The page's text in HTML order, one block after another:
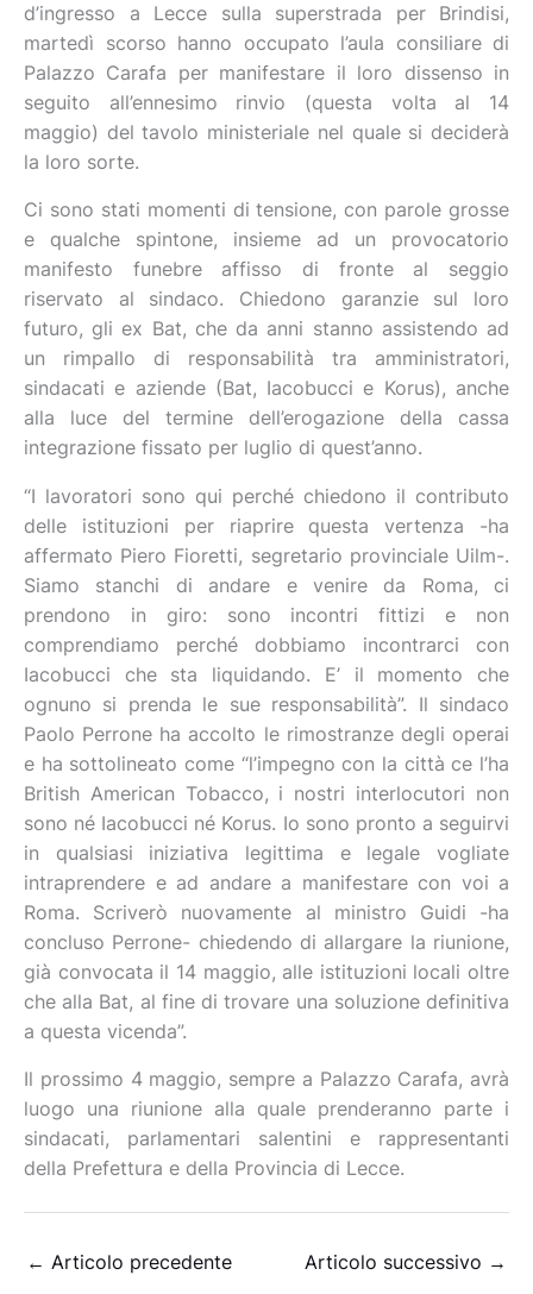
d’ingresso a Lecce sulla superstrada per Brindisi,
martedì scorso hanno occupato l’aula consiliare di
Palazzo Carafa per manifestare il loro dissenso in
seguito all’ennesimo rinvio (questa volta al 14
maggio) del tavolo ministeriale nel quale si deciderà
la loro sorte.
Ci sono stati momenti di tensione, con parole grosse
e qualche spintone, insieme ad un provocatorio
manifesto funebre affisso di fronte al seggio
riservato al sindaco. Chiedono garanzie sul loro
futuro, gli ex Bat, che da anni stanno assistendo ad
un rimpallo di responsabilità tra amministratori,
sindacati e aziende (Bat, Iacobucci e Korus), anche
alla luce del termine dell’erogazione della cassa
integrazione fissato per luglio di quest’anno.
“I lavoratori sono qui perché chiedono il contributo
delle istituzioni per riaprire questa vertenza -ha
affermato Piero Fioretti, segretario provinciale Uilm-.
Siamo stanchi di andare e venire da Roma, ci
prendono in giro: sono incontri fittizi e non
comprendiamo perché dobbiamo incontrarci con
Iacobucci che sta liquidando. E’ il momento che
ognuno si prenda le sue responsabilità”. Il sindaco
Paolo Perrone ha accolto le rimostranze degli operai
e ha sottolineato come “l’impegno con la città ce l’ha
British American Tobacco, i nostri interlocutori non
sono né Iacobucci né Korus. Io sono pronto a seguirvi
in qualsiasi iniziativa legittima e legale vogliate
intraprendere e ad andare a manifestare con voi a
Roma. Scriverò nuovamente al ministro Guidi -ha
concluso Perrone- chiedendo di allargare la riunione,
già convocata il 14 maggio, alle istituzioni locali oltre
che alla Bat, al fine di trovare una soluzione definitiva
a questa vicenda”.
Il prossimo 4 maggio, sempre a Palazzo Carafa, avrà
luogo una riunione alla quale prenderanno parte i
sindacati, parlamentari salentini e rappresentanti
della Prefettura e della Provincia di Lecce.
← Articolo precedente Articolo successivo →